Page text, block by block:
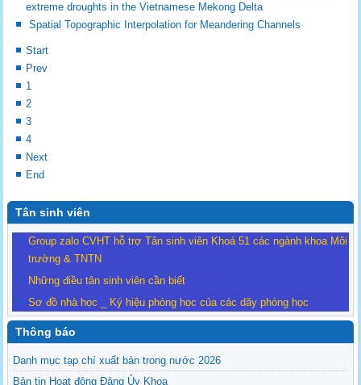
extreme droughts in the Vietnamese Mekong Delta
Spatial Topographic Interpolation for Meandering Channels
Start
Prev
1
2
3
4
Next
End
Tân sinh viên
Group zalo CVHT hỗ trợ Tân sinh viên Khoá 51 các ngành khoa Môi
trường & TNTN
Những điều tân sinh viên cần biết
Sơ đồ nhà học _ Ký hiệu phòng học của các dãy phòng học
Thông báo
Danh mục tạp chí xuất bản trong nước 2026
Bản tin Hoạt động Đảng Ủy Khoa